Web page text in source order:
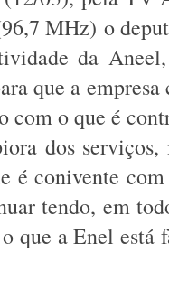
MHz)o
da
que a
com o que é
dos serviços,
é conivente
tendo, em
que a Enel está